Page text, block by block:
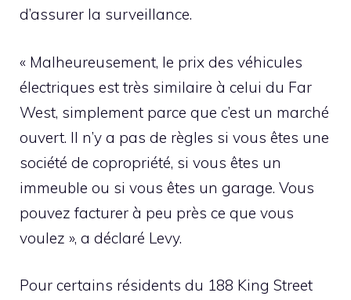
d’assurer la surveillance.
« Malheureusement, le prix des véhicules
électriques est très similaire à celui du Far
West, simplement parce que c’est un marché
ouvert. Il n’y a pas de règles si vous êtes une
société de copropriété, si vous êtes un
immeuble ou si vous êtes un garage. Vous
pouvez facturer à peu près ce que vous
voulez », a déclaré Levy.
Pour certains résidents du 188 King Street